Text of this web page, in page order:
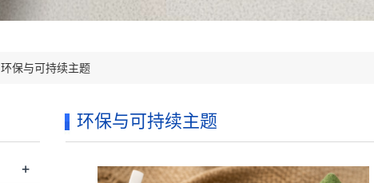
环保与可持续主题
环保与可持续主题
+